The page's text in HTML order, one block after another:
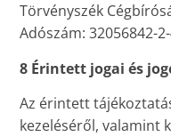
Törvényszék
Adószám: 32056842-
8 Érintett jogai és
Az érintett
kezeléséről, valamint